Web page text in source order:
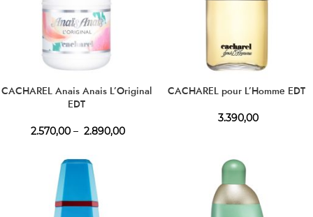
CACHAREL Anais Anais L’Original
EDT
2.570,00 – 2.890,00
CACHAREL pour L’Homme EDT
3.390,00